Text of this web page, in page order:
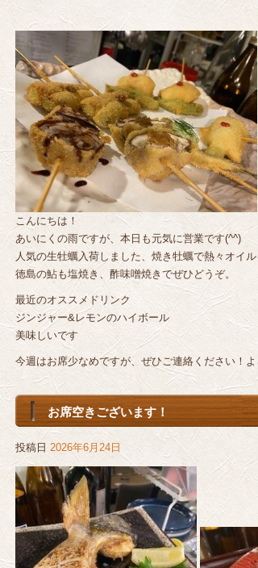
こんにちは！
あいにくの雨ですが、本日も元気に営業です(^^)
人気の生牡蠣入荷しました、焼き牡蠣で熱々オイ
徳島の鮎も塩焼き、酢味噌焼きでぜひどうぞ。
最近のオススメドリンク
ジンジャー&レモンのハイボール
美味しいです
今週はお席少なめですが、ぜひご連絡ください！よ
お席空きございます！
投稿日 2026年6月24日